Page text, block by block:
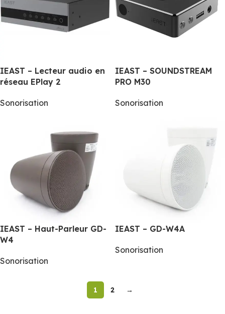
IEAST – Lecteur audio en
réseau EPlay 2
Sonorisation
IEAST – SOUNDSTREAM
PRO M30
Sonorisation
IEAST – Haut-Parleur GD-
W4
Sonorisation
IEAST – GD-W4A
Sonorisation
1 2 →